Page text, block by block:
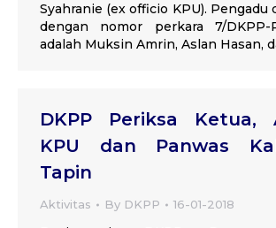
Syahranie (ex officio KPU). Pengadu
dengan nomor perkara 7/DKPP-
adalah Muksin Amrin, Aslan Hasan,
DKPP Periksa Ketua,
KPU dan Panwas
Tapin
Aktivitas By DKPP 16-01-2018